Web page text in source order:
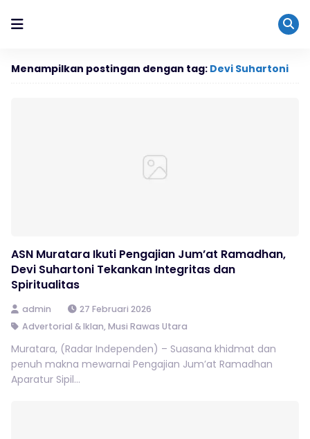
Menampilkan postingan dengan tag: Devi Suhartoni
ASN Muratara Ikuti Pengajian Jum’at Ramadhan,
Devi Suhartoni Tekankan Integritas dan
Spiritualitas
admin
27 Februari 2026
Advertorial & Iklan, Musi Rawas Utara
Muratara, (Radar Independen) – Suasana khidmat dan
penuh makna mewarnai Pengajian Jum’at Ramadhan
Aparatur Sipil...